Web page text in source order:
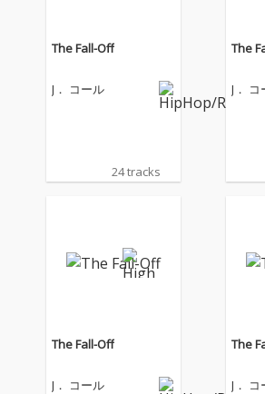
The Fall-Off
J． コール
24 tracks
The
J．
The Fall-Off
J． コール
The
J．